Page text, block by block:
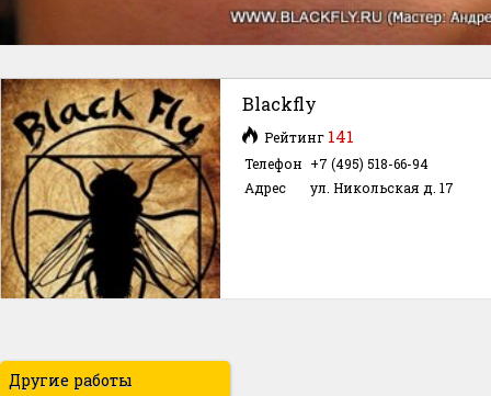
Blackfly
Рейтинг 141
Телефон +7 (495) 518-66-94
Адрес
ул. Никольская д. 17
Другие работы